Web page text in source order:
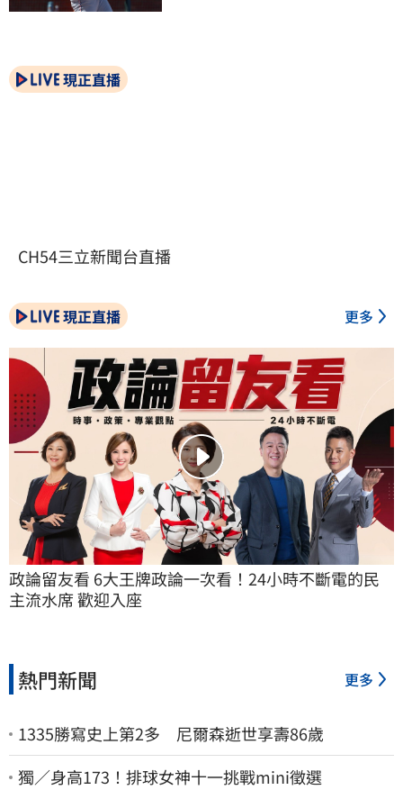
現正直播
CH54三立新聞台直播
現正直播 更多
政論留友看 6大王牌政論一次看！24小時不斷電的民
主流水席 歡迎入座
熱門新聞 更多
1335勝寫史上第2多 尼爾森逝世享壽86歲
獨／身高173！排球女神十一挑戰mini徵選